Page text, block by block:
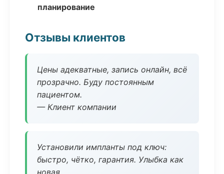
планирование
Отзывы клиентов
Цены адекватные, запись онлайн, всё
прозрачно. Буду постоянным
пациентом.
— Клиент компании
Установили импланты под ключ:
быстро, чётко, гарантия. Улыбка как
новая.